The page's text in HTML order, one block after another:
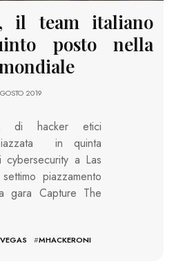
il team italiano
posto nella
2019
di hacker etici
in quinta
a Las
piazzamento
gara Capture The
#MHACKERONI